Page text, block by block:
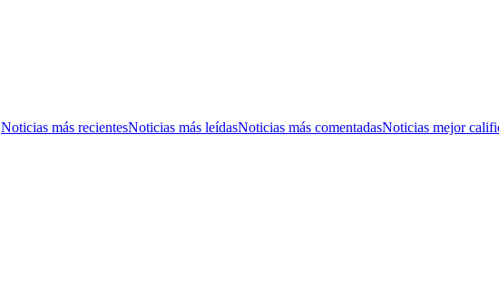
Noticias más recientesNoticias más leídasNoticias más comentadasNoticias mejor